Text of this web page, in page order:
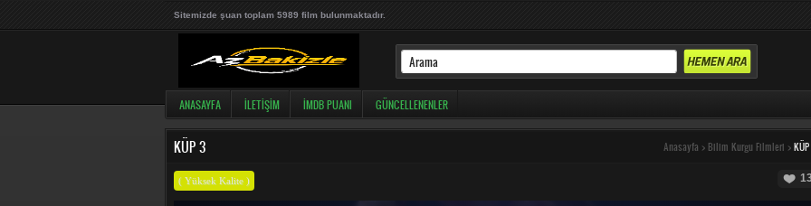
Sitemizde şuan toplam 5989 film bulunmaktadır.
ANASAYFA İLETIŞIM İMDB PUANI GÜNCELLENENLER
KÜP 3 Anasayfa > Bilim Kurgu Filmleri >
( Yüksek Kalite )